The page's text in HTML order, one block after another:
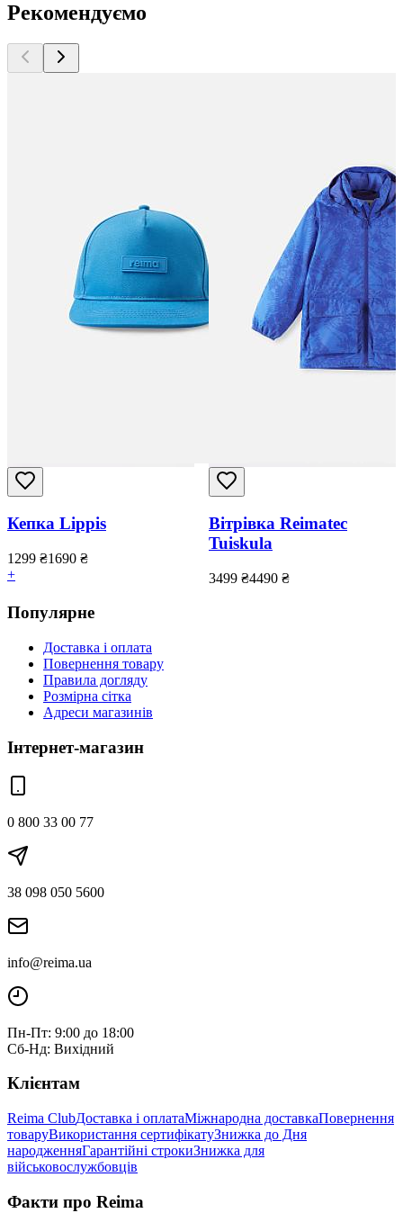
Рекомендуємо
Кепка Lippis
1299 ₴1690 ₴
+
Вітрівка Reimatec
Tuiskula
3499 ₴4490 ₴
Популярне
Доставка і оплата
Повернення товару
Правила догляду
Розмірна сітка
Адреси магазинів
Інтернет-магазин
0 800 33 00 77
38 098 050 5600
info@reima.ua
Пн-Пт: 9:00 до 18:00
Сб-Нд: Вихідний
Клієнтам
Reima ClubДоставка і оплатаМіжнародна доставкаПовернення
товаруВикористання сертифікатуЗнижка до Дня
народженняГарантійні строкиЗнижка для
військовослужбовців
Факти про Reima